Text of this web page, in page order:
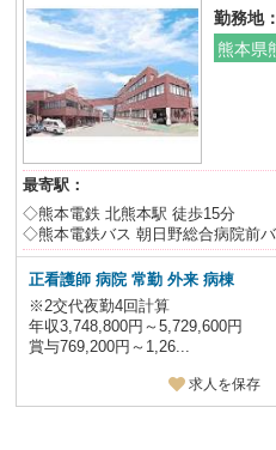
勤務地：
熊本県
最寄駅：
◇熊本電鉄 北熊本駅 徒歩15分
◇熊本電鉄バス 朝日野総合病院前
正看護師 病院 常勤 外来 病棟
※2交代夜勤4回計算
年収3,748,800円～5,729,600円
賞与769,200円～1,26...
求人を保存